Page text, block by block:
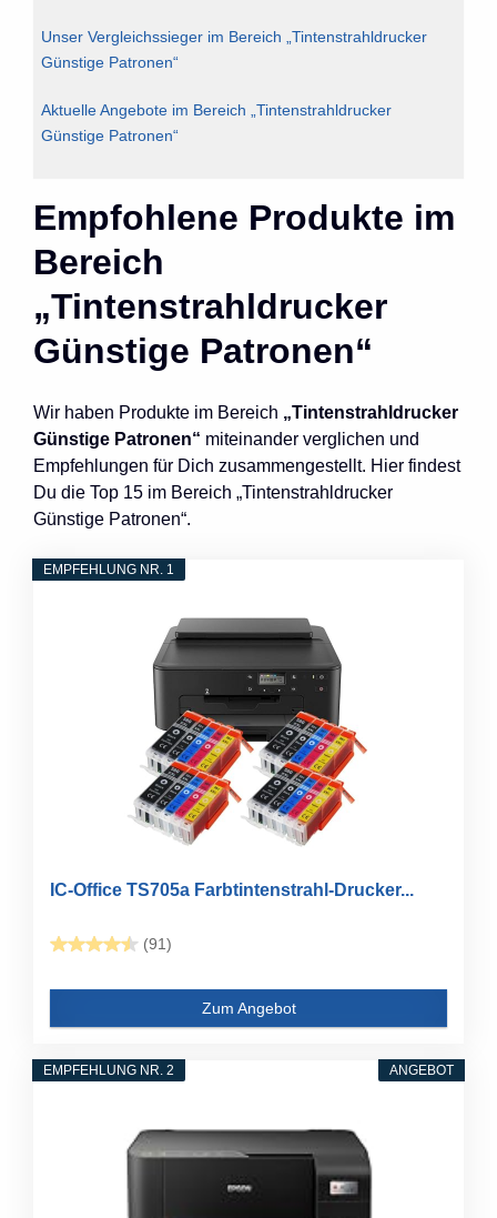
Unser Vergleichssieger im Bereich „Tintenstrahldrucker
Günstige Patronen“
Aktuelle Angebote im Bereich „Tintenstrahldrucker
Günstige Patronen“
Empfohlene Produkte im
Bereich
„Tintenstrahldrucker
Günstige Patronen“
Wir haben Produkte im Bereich „Tintenstrahldrucker
Günstige Patronen“ miteinander verglichen und
Empfehlungen für Dich zusammengestellt. Hier findest
Du die Top 15 im Bereich „Tintenstrahldrucker
Günstige Patronen“.
EMPFEHLUNG NR. 1
IC-Office TS705a Farbtintenstrahl-Drucker...
(91)
Zum Angebot
ANGEBOT
EMPFEHLUNG NR. 2